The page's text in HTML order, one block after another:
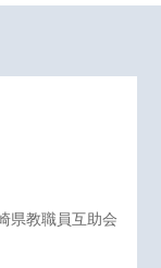
県教職員互助会